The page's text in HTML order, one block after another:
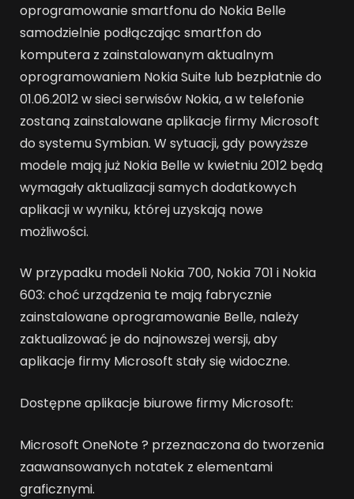
oprogramowanie smartfonu do Nokia Belle
samodzielnie podłączając smartfon do
komputera z zainstalowanym aktualnym
oprogramowaniem Nokia Suite lub bezpłatnie do
01.06.2012 w sieci serwisów Nokia, a w telefonie
zostaną zainstalowane aplikacje firmy Microsoft
do systemu Symbian. W sytuacji, gdy powyższe
modele mają już Nokia Belle w kwietniu 2012 będą
wymagały aktualizacji samych dodatkowych
aplikacji w wyniku, której uzyskają nowe
możliwości.
W przypadku modeli Nokia 700, Nokia 701 i Nokia
603: choć urządzenia te mają fabrycznie
zainstalowane oprogramowanie Belle, należy
zaktualizować je do najnowszej wersji, aby
aplikacje firmy Microsoft stały się widoczne.
Dostępne aplikacje biurowe firmy Microsoft:
Microsoft OneNote ? przeznaczona do tworzenia
zaawansowanych notatek z elementami
graficznymi.